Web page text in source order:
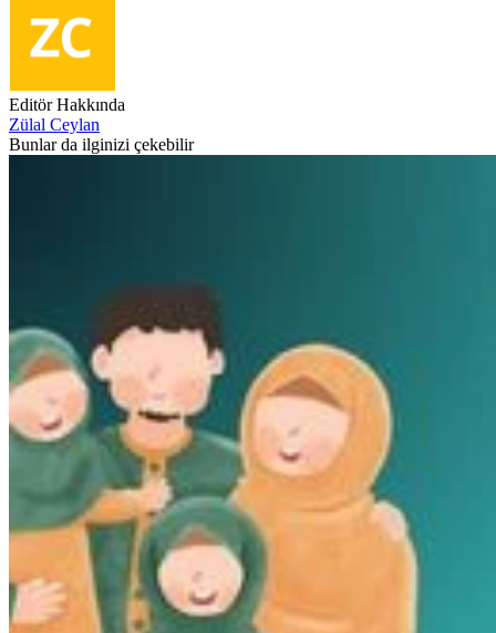
Editör Hakkında
Zülal Ceylan
Bunlar da ilginizi çekebilir